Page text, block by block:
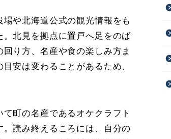
や北海道公式の観光情報をも
北見を拠点に置戸へ足をのば
り方、名産や食の楽しみ方ま
安は変わることがあるため、
町の名産であるオケクラフト
読み終えるころには、自分の